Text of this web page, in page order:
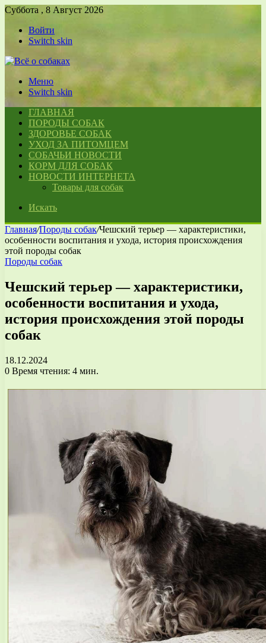
Суббота , 8 Август 2026
Войти
Switch skin
Меню
Switch skin
ГЛАВНАЯ
ПОРОДЫ СОБАК
ЗДОРОВЬЕ СОБАК
УХОД ЗА ПИТОМЦЕМ
СОБАЧЬИ НОВОСТИ
КОРМ ДЛЯ СОБАК
НОВОСТИ ИНТЕРНЕТА
Товары для собак
Искать
Главная/Породы собак/Чешский терьер — характеристики,
особенности воспитания и ухода, история происхождения
этой породы собак
Породы собак
Чешский терьер — характеристики,
особенности воспитания и ухода,
история происхождения этой породы
собак
18.12.2024
0 Время чтения: 4 мин.